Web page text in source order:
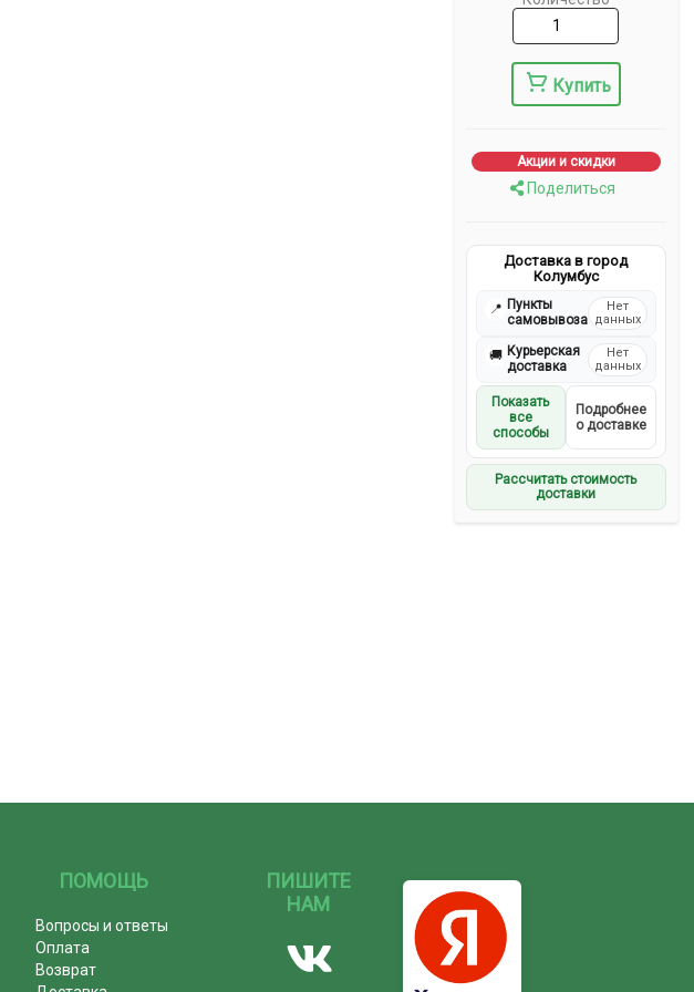
Купить
Акции и скидки
Поделиться
Доставка в город
Колумбус
📍 Пункты
самовывоза
Нет
данных
🚚 Курьерская
доставка
Нет
данных
Показать
все
способы
Подробнее
о доставке
Рассчитать стоимость
доставки
ПОМОЩЬ
Вопросы и ответы
Оплата
Возврат
ПИШИТЕ
НАМ